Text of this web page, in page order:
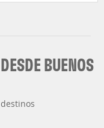
BUENOS